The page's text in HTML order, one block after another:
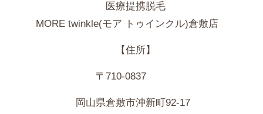
医療提携脱毛
MORE twinkle(モア トゥインクル)倉敷店
【住所】
〒710-0837
岡山県倉敷市沖新町92-17